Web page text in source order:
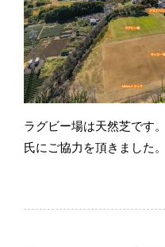
ラグビー場は天然芝です
氏にご協力を頂きました。